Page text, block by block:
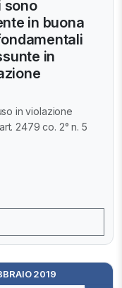
sono
in buona
in
in violazione
2479 co. 2° n. 5
2019